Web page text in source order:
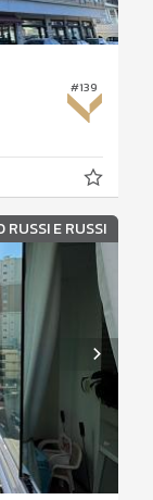
#139
E RUSSI